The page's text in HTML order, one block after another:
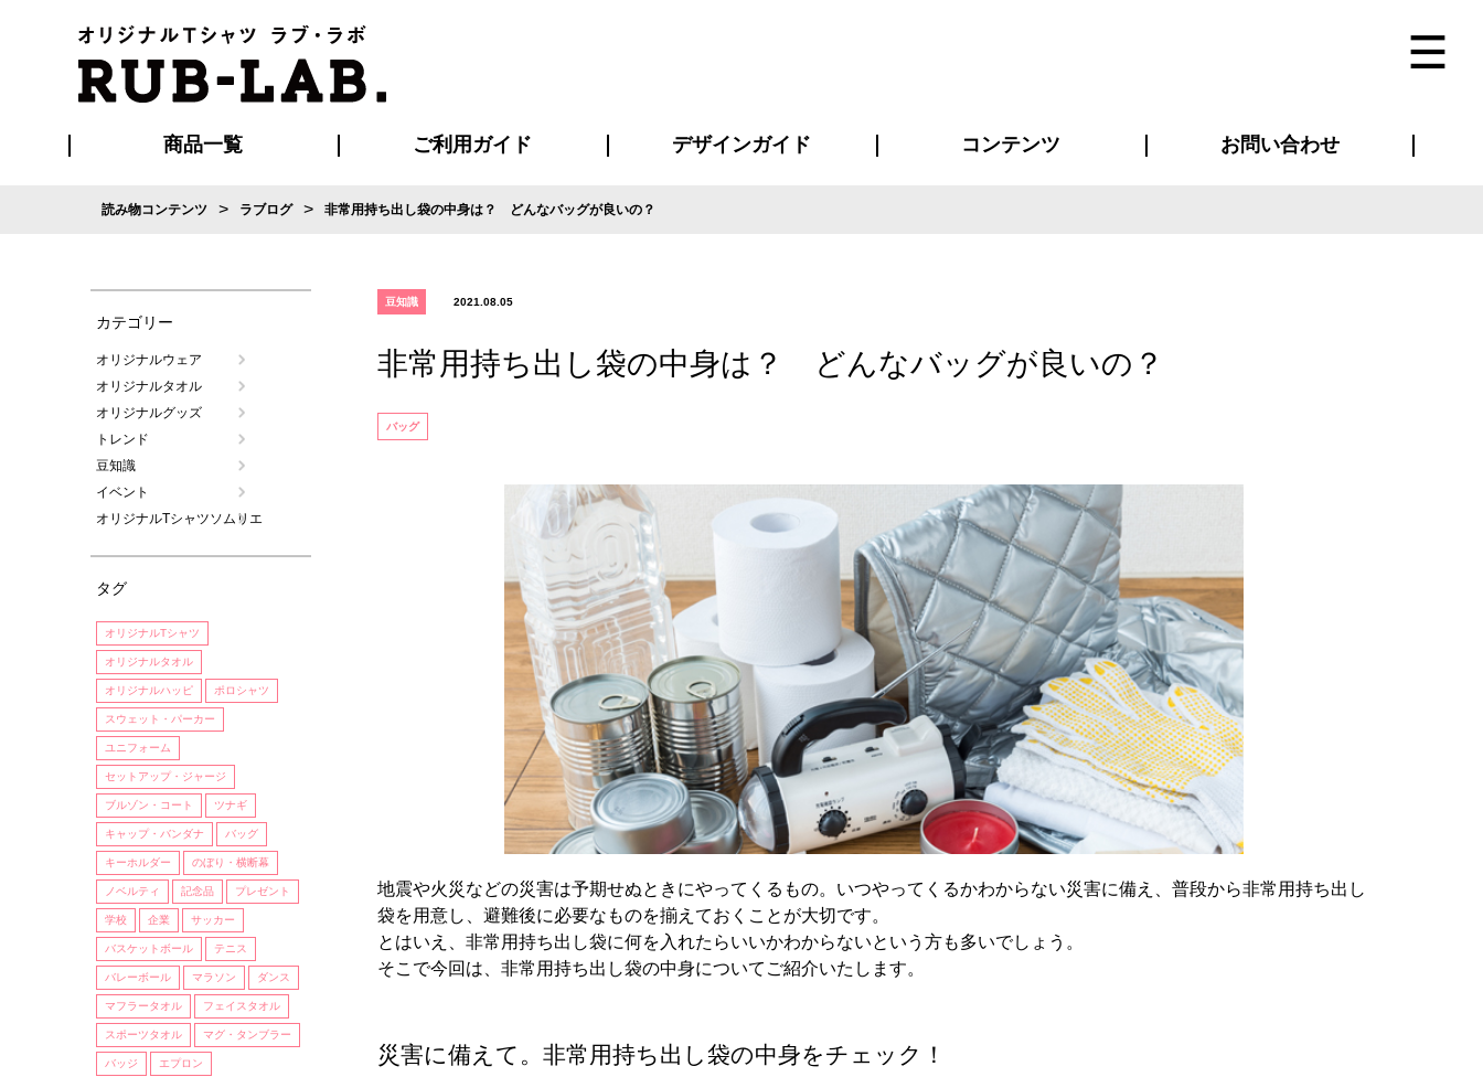
商品一覧 ご利用ガイド
ご利用ガイド
はじめての方へ
再注文の方へ
お支払い方法について
割引まとめページ
発送・特急サービスについて
版の保管期限について
よくある質問
デザインガイド
デザインテンシュミレーター
コンテンツ お問い合わせ
読み物コンテンツ > ラブログ > 非常用持ち出し袋の中身は？ どんなバッグが良いの？
カテゴリー
オリジナルウェア
オリジナルタオル
オリジナルグッズ
トレンド
豆知識
イベント
オリジナルTシャツソムリエ
タグ
オリジナルTシャツ
オリジナルタオル
オリジナルハッピ ポロシャツ
スウェット・パーカー
ユニフォーム
セットアップ・ジャージ
ブルゾン・コート ツナギ
キャップ・バンダナ バッグ
キーホルダー のぼり・横断幕
ノベルティ 記念品 プレゼント
学校 企業 サッカー
バスケットボール テニス
バレーボール マラソン ダンス
マフラータオル フェイスタオル
スポーツタオル マグ・タンブラー
バッジ エプロン
豆知識 2021.08.05
非常用持ち出し袋の中身は？ どんなバッグが良いの？
バッグ
地震や火災などの災害は予期せぬときにやってくるもの。いつやってくるかわからない災害に備え、普段から非常用持ち出し
袋を用意し、避難後に必要なものを揃えておくことが大切です。
とはいえ、非常用持ち出し袋に何を入れたらいいかわからないという方も多いでしょう。
そこで今回は、非常用持ち出し袋の中身についてご紹介いたします。
災害に備えて。非常用持ち出し袋の中身をチェック！